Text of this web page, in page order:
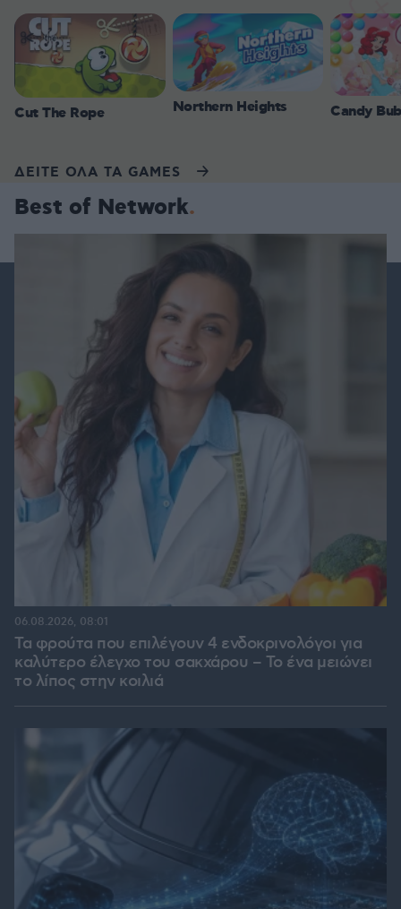
Cut The Rope Northern Heights Candy
ΔΕΙΤΕ ΟΛΑ ΤΑ GAMES
Best of Network
Τα φρούτα που επιλέγουν 4 ενδοκρινολόγοι για
καλύτερο έλεγχο του σακχάρου – Το ένα μειώνει
το λίπος στην κοιλιά
06.08.2026, 08:01